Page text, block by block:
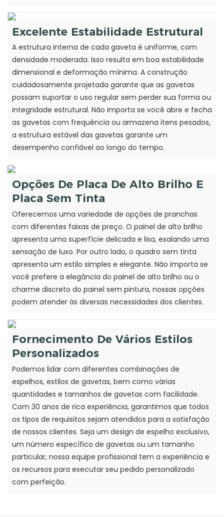
Excelente Estabilidade Estrutural
A estrutura interna de cada gaveta é uniforme, com
densidade moderada. Isso resulta em boa estabilidade
dimensional e deformação mínima. A construção
cuidadosamente projetada garante que as gavetas
possam suportar o uso regular sem perder sua forma ou
integridade estrutural. Não importa se você abre e fecha
as gavetas com frequência ou armazena itens pesados,
a estrutura estável das gavetas garante um
desempenho confiável ao longo do tempo.
Opções De Placa De Alto Brilho E
Placa Sem Tinta
Oferecemos uma variedade de opções de pranchas
com diferentes faixas de preço. O painel de alto brilho
apresenta uma superfície delicada e lisa, exalando uma
sensação de luxo. Por outro lado, o quadro sem tinta
apresenta um estilo simples e elegante. Não importa se
você prefere a elegância do painel de alto brilho ou o
charme discreto do painel sem pintura, nossas opções
podem atender às diversas necessidades dos clientes.
Fornecimento De Vários Estilos
Personalizados
Podemos lidar com diferentes combinações de
espelhos, estilos de gavetas, bem como várias
quantidades e tamanhos de gavetas com facilidade.
Com 30 anos de rica experiência, garantimos que todos
os tipos de requisitos sejam atendidos para a satisfação
de nossos clientes. Seja um design de espelho exclusivo,
um número específico de gavetas ou um tamanho
particular, nossa equipe profissional tem a experiência e
os recursos para executar seu pedido personalizado
com perfeição.